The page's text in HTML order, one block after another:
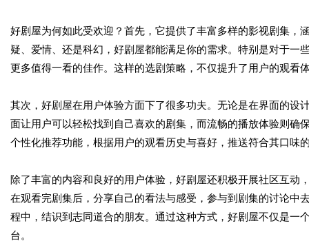
好剧屋为何如此受欢迎？首先，它提供了丰富多样的影视剧集，
疑、爱情、还是科幻，好剧屋都能满足你的需求。特别是对于
更多值得一看的佳作。这样的选剧策略，不仅提升了用户的观看
其次，好剧屋在用户体验方面下了很多功夫。无论是在界面的设
面让用户可以轻松找到自己喜欢的剧集，而流畅的播放体验则确
个性化推荐功能，根据用户的观看历史与喜好，推送符合其口味
除了丰富的内容和良好的用户体验，好剧屋还积极开展社区互
在观看完剧集后，分享自己的看法与感受，参与到剧集的讨论中
程中，结识到志同道合的朋友。通过这种方式，好剧屋不仅是一
台。